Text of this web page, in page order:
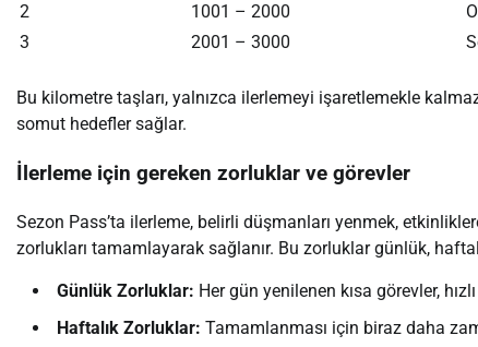
2
1001 – 2000
3
2001 – 3000
Bu kilometre taşları, yalnızca ilerlemeyi işaretlemekle
somut hedefler sağlar.
İlerleme için gereken zorluklar ve görevler
Sezon Pass’ta ilerleme, belirli düşmanları yenmek,
zorlukları tamamlayarak sağlanır. Bu zorluklar günlük,
Günlük Zorluklar: Her gün yenilenen kısa görevler,
Haftalık Zorluklar: Tamamlanması için biraz daha